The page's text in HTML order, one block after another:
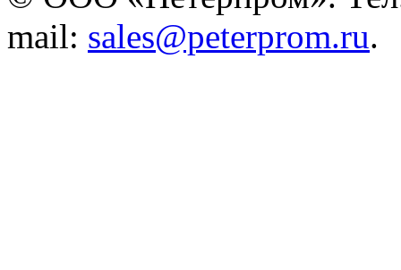
mail: sales@peterprom.ru